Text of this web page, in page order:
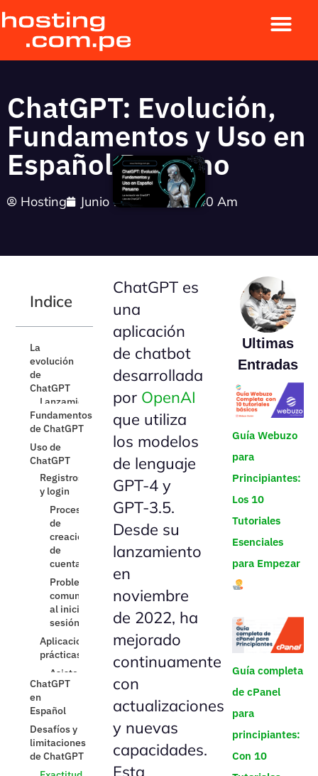
ChatGPT: Evolución,
Fundamentos y Uso en
Español Peruano
Hosting Junio 12, 2024 11:40 Am
Indice
La
evolución
de
ChatGPT
Fundamentos
de ChatGPT
ChatGPT
Registros
y login
Proceso
de
creación
de
cuenta
Problemas
comunes
al iniciar
sesión
Aplicaciones
prácticas
Asistencia en
programación
de textos
Traducción
de idiomas
ChatGPT
Español
Desafíos y
limitaciones
Exactitud
y errores
fácticos
Sesgos
lingüísticos
y de género
Sesgos
raciales
y
políticos
Acceso a
ChatGPT
ChatGPT es
una
aplicación
de chatbot
desarrollada
por OpenAI
que utiliza
los modelos
de lenguaje
GPT-4 y
GPT-3.5.
Desde su
lanzamiento
en
noviembre
de 2022, ha
mejorado
continuamente
con
actualizaciones
y nuevas
capacidades.
Esta
Ultimas
Entradas
Guía Webuzo
para
Principiantes:
Los 10
Tutoriales
Esenciales
para Empezar
Guía completa
de cPanel
para
principiantes:
Con 10